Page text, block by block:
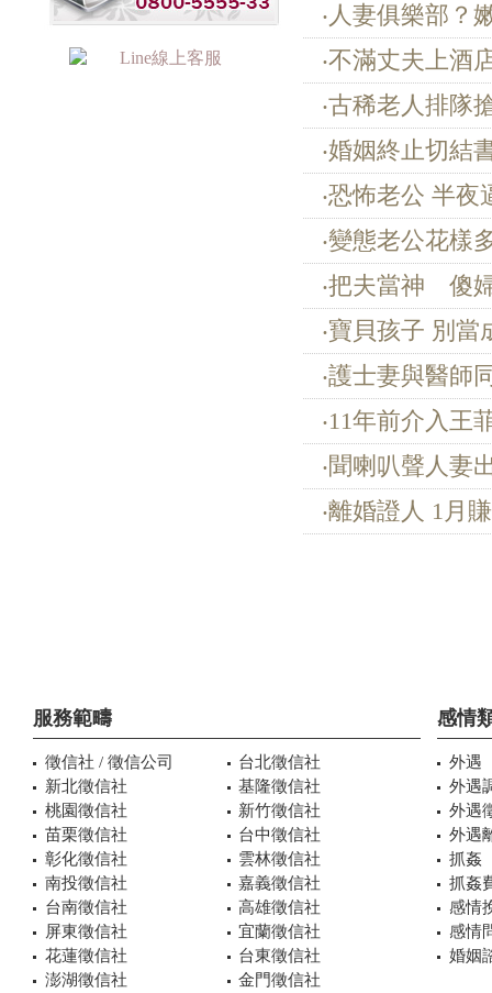
‧人妻俱樂部？
‧不滿丈夫上
‧古稀老人排
‧婚姻終止切結
‧恐怖老公 半
‧變態老公花
‧把夫當神 傻
‧寶貝孩子 別
‧護士妻與醫
‧11年前介入
‧聞喇叭聲人
‧離婚證人 1月
服務範疇
徵信社 / 徵信公司
台北徵信社
新北徵信社
基隆徵信社
桃園徵信社
新竹徵信社
苗栗徵信社
台中徵信社
彰化徵信社
雲林徵信社
南投徵信社
嘉義徵信社
台南徵信社
高雄徵信社
屏東徵信社
宜蘭徵信社
花蓮徵信社
台東徵信社
澎湖徵信社
金門徵信社
感情
外遇
外遇
外遇
外遇
抓姦
抓姦
感情
感情
婚姻